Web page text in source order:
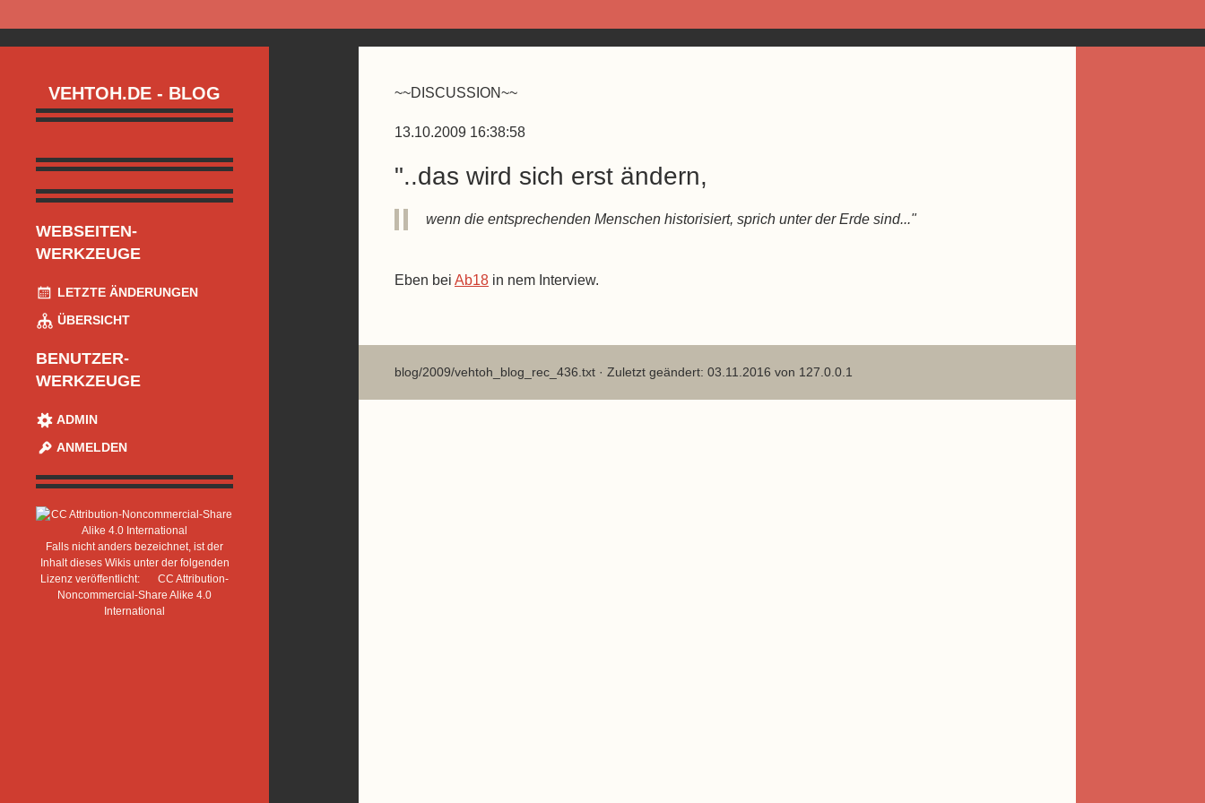
VEHTOH.DE - BLOG
WEBSEITEN-
WERKZEUGE
LETZTE ÄNDERUNGEN
ÜBERSICHT
BENUTZER-
WERKZEUGE
ADMIN
ANMELDEN
Falls nicht anders bezeichnet, ist der
Inhalt dieses Wikis unter der folgenden
Lizenz veröffentlicht:
CC Attribution-
Noncommercial-Share Alike 4.0
International
~~DISCUSSION~~
13.10.2009 16:38:58
"..das wird sich erst ändern,
wenn die entsprechenden Menschen historisiert, sprich unter der Erde sind..."
Eben bei Ab18 in nem Interview.
blog/2009/vehtoh_blog_rec_436.txt · Zuletzt geändert: 03.11.2016 von 127.0.0.1